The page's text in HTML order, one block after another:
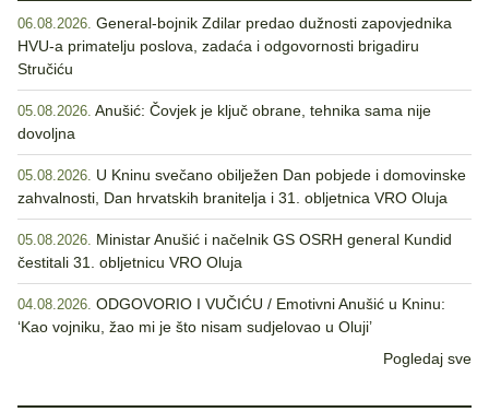
06.08.2026. General-bojnik Zdilar predao dužnosti zapovjednika
HVU-a primatelju poslova, zadaća i odgovornosti brigadiru
Stručiću
05.08.2026. Anušić: Čovjek je ključ obrane, tehnika sama nije
dovoljna
05.08.2026. U Kninu svečano obilježen Dan pobjede i domovinske
zahvalnosti, Dan hrvatskih branitelja i 31. obljetnica VRO Oluja
05.08.2026. Ministar Anušić i načelnik GS OSRH general Kundid
čestitali 31. obljetnicu VRO Oluja
04.08.2026. ODGOVORIO I VUČIĆU / Emotivni Anušić u Kninu:
‘Kao vojniku, žao mi je što nisam sudjelovao u Oluji’
Pogledaj sve